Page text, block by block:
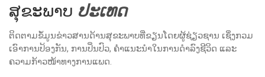
ສຸຂະພາບ ປະ​ເທດ
ຕິດຕາມຂໍ້ມູນຂ່າວສານດ້ານສຸຂະພາບທີ່ຂຽນໂດຍຜູ້ຊ່ຽວຊານ ເຊິ່ງກວມ
ເອົາການປ້ອງກັນ, ການປິ່ນປົວ, ຄຳແນະນຳໃນການດຳລົງຊີວິດ ແລະ
ຄວາມກ້າວໜ້າທາງການແພດ.